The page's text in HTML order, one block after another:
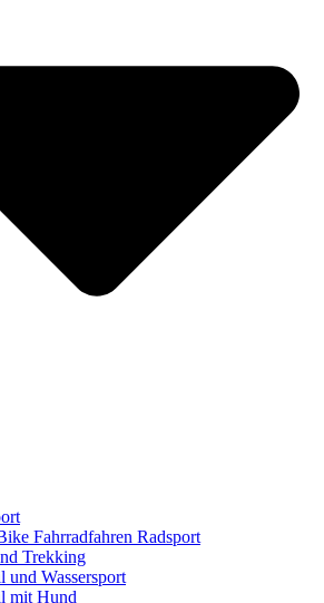
Fahrradfahren Radsport
Trekking
und Wassersport
mit Hund